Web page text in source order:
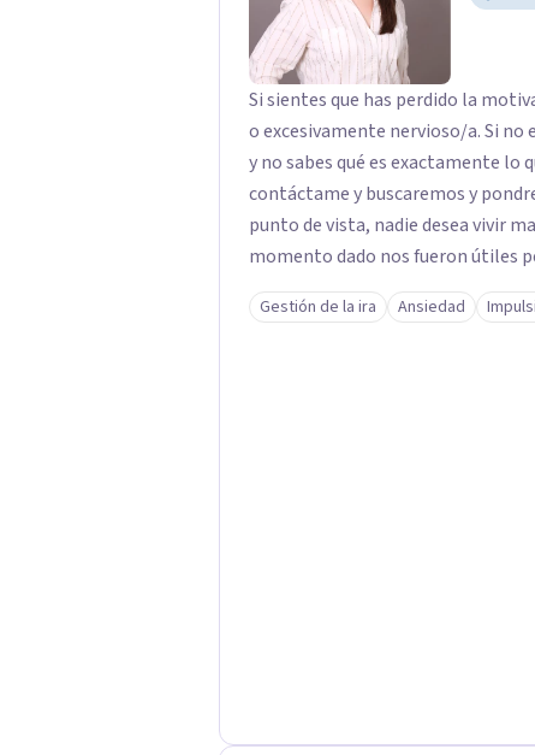
Si sientes que has perdido la motivación y/
o excesivamente nervioso/a. Si no
y no sabes qué es exactamente lo
contáctame y buscaremos y
punto de vista, nadie desea vivir
momento dado nos fueron útiles
desconocemos formas
la situación o de gestionar nuestras emociones. Mi
Gestión de la ira Ansiedad